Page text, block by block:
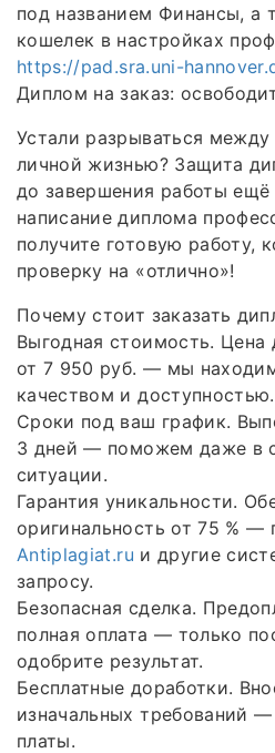
под названием Финансы, а
кошелек в настройках
https://pad.sra.uni-
Диплом на заказ:
Устали разрываться
личной жизнью? Защита
до завершения работы ещё
написание диплома
получите готовую работу,
проверку на «отлично»!
Почему стоит заказать
Выгодная стоимость. Цена
от 7 950 руб. — мы
качеством и доступностью.
Сроки под ваш график.
3 дней — поможем даже в
ситуации.
Гарантия уникальности.
оригинальность от 75 % —
Antiplagiat.ru и другие
запросу.
Безопасная сделка.
полная оплата — только
одобрите результат.
Бесплатные доработки.
изначальных требований
платы.